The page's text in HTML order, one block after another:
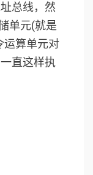
总线，然
单元(就是
运算单元对
直这样执